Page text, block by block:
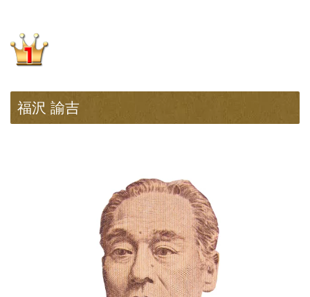
福沢 諭吉